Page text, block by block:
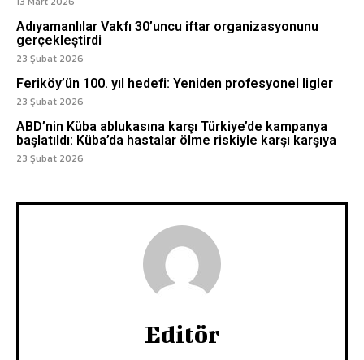
Adıyamanlılar Vakfı 30’uncu iftar organizasyonunu
gerçekleştirdi
23 Şubat 2026
Feriköy’ün 100. yıl hedefi: Yeniden profesyonel ligler
23 Şubat 2026
ABD’nin Küba ablukasına karşı Türkiye’de kampanya
başlatıldı: Küba’da hastalar ölme riskiyle karşı karşıya
23 Şubat 2026
Editör